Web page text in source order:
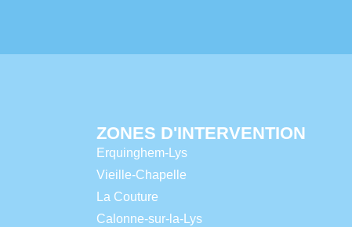
ZONES D'INTERVENTION
Erquinghem-Lys
Vieille-Chapelle
La Couture
Calonne-sur-la-Lys